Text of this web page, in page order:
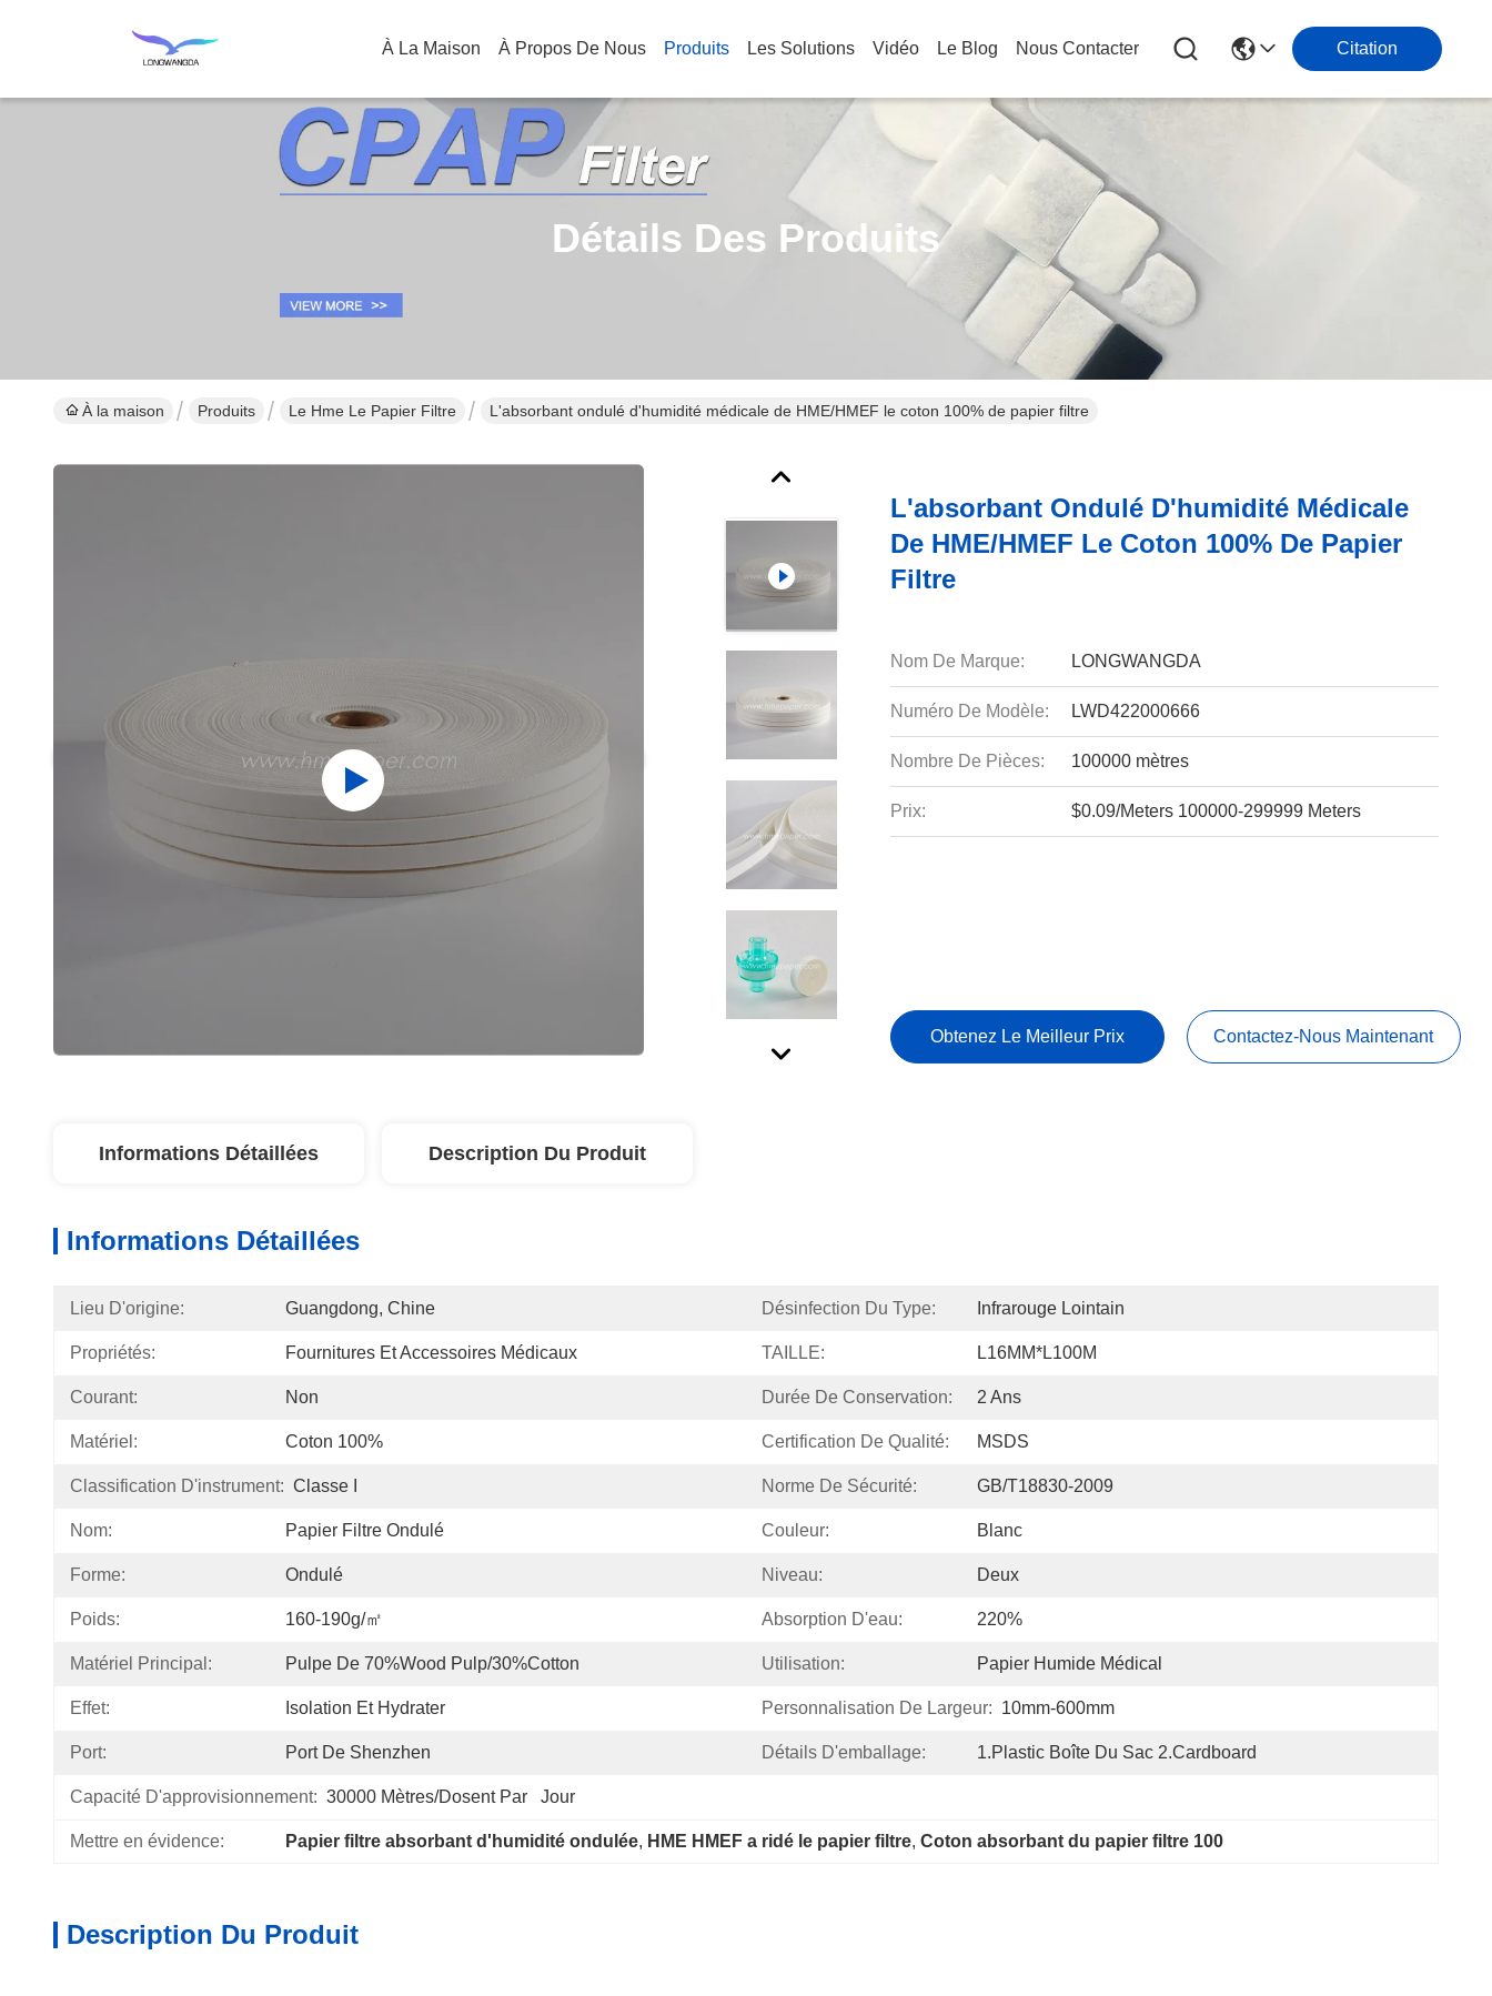
À La Maison À Propos De Nous Produits Les Solutions Vidéo Le Blog Nous Contacter Citation
Détails Des Produits
À la maison Produits Le Hme Le Papier Filtre L'absorbant ondulé d'humidité médicale de HME/HMEF le coton 100% de papier filtre
L'absorbant Ondulé D'humidité Médicale
De HME/HMEF Le Coton 100% De Papier
Filtre
Nom De Marque: LONGWANGDA
Numéro De Modèle: LWD422000666
Nombre De Pièces: 100000 mètres
Prix: $0.09/Meters 100000-299999 Meters
Obtenez Le Meilleur Prix Contactez-Nous Maintenant
Informations Détaillées Description Du Produit
Informations Détaillées
Lieu D'origine: Guangdong, Chine Désinfection Du Type: Infrarouge Lointain
Propriétés: Fournitures Et Accessoires Médicaux TAILLE: L16MM*L100M
Courant: Non Durée De Conservation: 2 Ans
Matériel: Coton 100% Certification De Qualité: MSDS
Classification D'instrument: Classe I Norme De Sécurité: GB/T18830-2009
Nom: Papier Filtre Ondulé Couleur: Blanc
Forme: Ondulé Niveau: Deux
Poids: 160-190g/㎡ Absorption D'eau: 220%
Matériel Principal: Pulpe De 70%Wood Pulp/30%Cotton Utilisation: Papier Humide Médical
Effet: Isolation Et Hydrater Personnalisation De Largeur: 10mm-600mm
Port: Port De Shenzhen Détails D'emballage: 1.Plastic Boîte Du Sac 2.Cardboard
Capacité D'approvisionnement: 30000 Mètres/dosent Par   Jour
Mettre en évidence: Papier filtre absorbant d'humidité ondulée, HME HMEF a ridé le papier filtre, Coton absorbant du papier filtre 100
Description Du Produit